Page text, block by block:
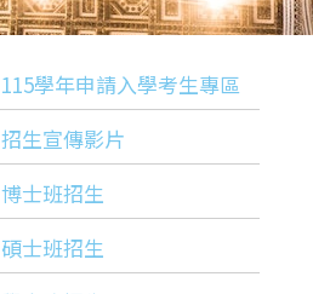
115學年申請入學考生專區
招生宣傳影片
博士班招生
碩士班招生